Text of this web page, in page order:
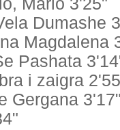
Mario 3'25"
Dumashe
Magdalena
Pashata
i zaigra
Gergana